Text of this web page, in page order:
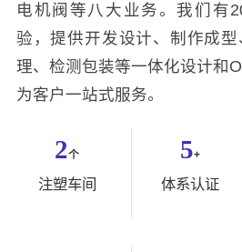
电机阀等八大业务。我们有
验，提供开发设计、制作成
理、检测包装等一体化设计和
为客户一站式服务。
2个
注塑车间
5+
体系认证